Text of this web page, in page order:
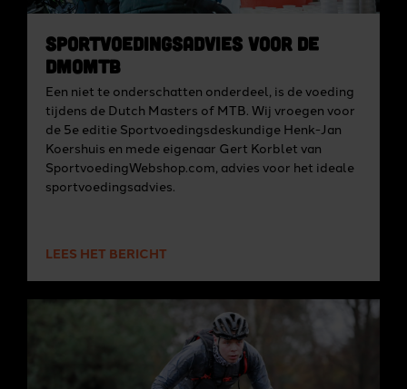
Sportvoedingsadvies voor de
DMoMTB
Een niet te onderschatten onderdeel, is de voeding
tijdens de Dutch Masters of MTB. Wij vroegen voor
de 5e editie Sportvoedingsdeskundige Henk-Jan
Koershuis en mede eigenaar Gert Korblet van
SportvoedingWebshop.com, advies voor het ideale
sportvoedingsadvies.
LEES HET BERICHT